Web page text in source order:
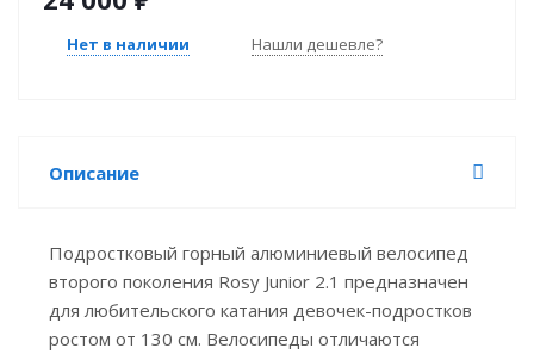
Нет в наличии Нашли дешевле?
Описание
Подростковый горный алюминиевый велосипед
второго поколения Rosy Junior 2.1 предназначен
для любительского катания девочек-подростков
ростом от 130 см. Велосипеды отличаются